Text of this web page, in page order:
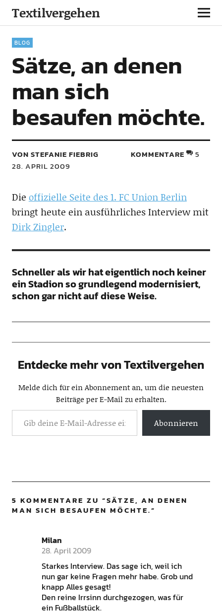
Textilvergehen
BLOG
Sätze, an denen
man sich
besaufen möchte.
VON STEFANIE FIEBRIG
28. APRIL 2009
KOMMENTARE 5
Die offizielle Seite des 1. FC Union Berlin
bringt heute ein ausführliches Interview mit
Dirk Zingler.
Schneller als wir hat eigentlich noch keiner
ein Stadion so grundlegend modernisiert,
schon gar nicht auf diese Weise.
Entdecke mehr von Textilvergehen
Melde dich für ein Abonnement an, um die neuesten
Beiträge per E-Mail zu erhalten.
Abonnieren
5 KOMMENTARE ZU “SÄTZE, AN DENEN
MAN SICH BESAUFEN MÖCHTE.”
Milan
28. April 2009
Starkes Interview. Das sage ich, weil ich
nun gar keine Fragen mehr habe. Grob und
knapp Alles gesagt!
Den reine Irrsinn durchgezogen, was für
ein Fußballstück.